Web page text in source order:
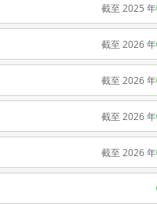
截至 2025 年
截至 2026 年
截至 2026 年
截至 2026 年
截至 2026 年